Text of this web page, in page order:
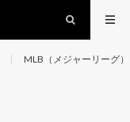
MLB（メジャーリーグ）